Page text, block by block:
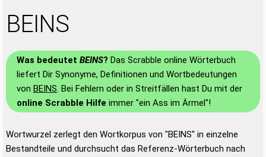
BEINS
Was bedeutet BEINS? Das Scrabble online Wörterbuch
liefert Dir Synonyme, Definitionen und Wortbedeutungen
von BEINS. Bei Fehlern oder in Streitfällen hast Du mit der
online Scrabble Hilfe immer "ein Ass im Ärmel"!
Wortwurzel zerlegt den Wortkorpus von "BEINS" in einzelne
Bestandteile und durchsucht das Referenz-Wörterbuch nach